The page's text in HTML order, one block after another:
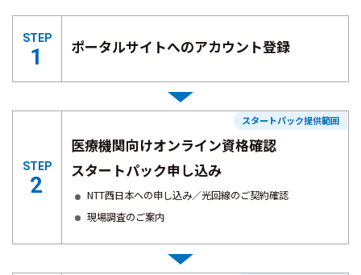
STEP
1 ポータルサイトへのアカウント登録
スタートパック提供範囲
STEP
2
医療機関向けオンライン資格確認
スタートパック申し込み
NTT西日本への申し込み／光回線のご契約確認
現場調査のご案内